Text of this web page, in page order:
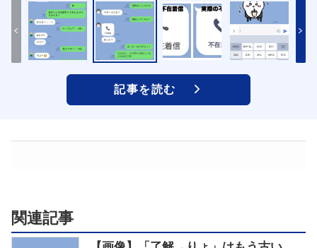
記事を読む
関連記事